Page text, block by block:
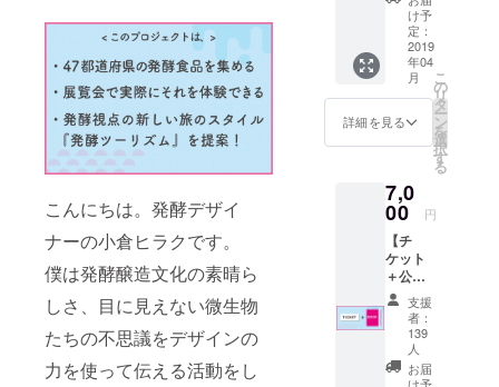
こんにちは。発酵デザイ
ナーの小倉ヒラクです。
僕は発酵醸造文化の素晴ら
しさ、目に見えない微生物
たちの不思議をデザインの
力を使って伝える活動をし
☆展示する
発酵文化を
体験できる
マルシェや
イベントも
場無料
の展覧
会にあ
えて！
サポー
ターで
あるこ
とを証
明する
トを作
成。会
場で
「ワタ
シサ
ポー
ターで
すー！
」と自
慢でき
るプロ
け予
定：
2019
年04
月
詳細を見る
こ
の
リ
タ
ー
ン
を
選
択
す
る
7,0
00 円
【チ
ケット
＋公式
書籍
セッ
ト】 サ
ポー
ター限
定チ
支援
者：
139
人
お届
け予